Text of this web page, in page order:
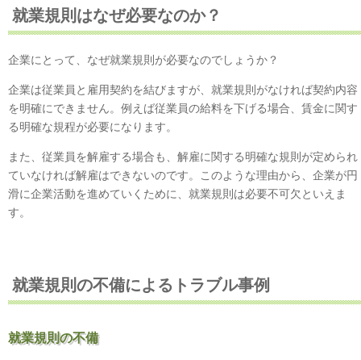
就業規則はなぜ必要なのか？
企業にとって、なぜ就業規則が必要なのでしょうか？
企業は従業員と雇用契約を結びますが、就業規則がなければ契約内容
を明確にできません。例えば従業員の給料を下げる場合、賃金に関す
る明確な規程が必要になります。
また、従業員を解雇する場合も、解雇に関する明確な規則が定められ
ていなければ解雇はできないのです。このような理由から、企業が円
滑に企業活動を進めていくために、就業規則は必要不可欠といえま
す。
就業規則の不備によるトラブル事例
就業規則の不備